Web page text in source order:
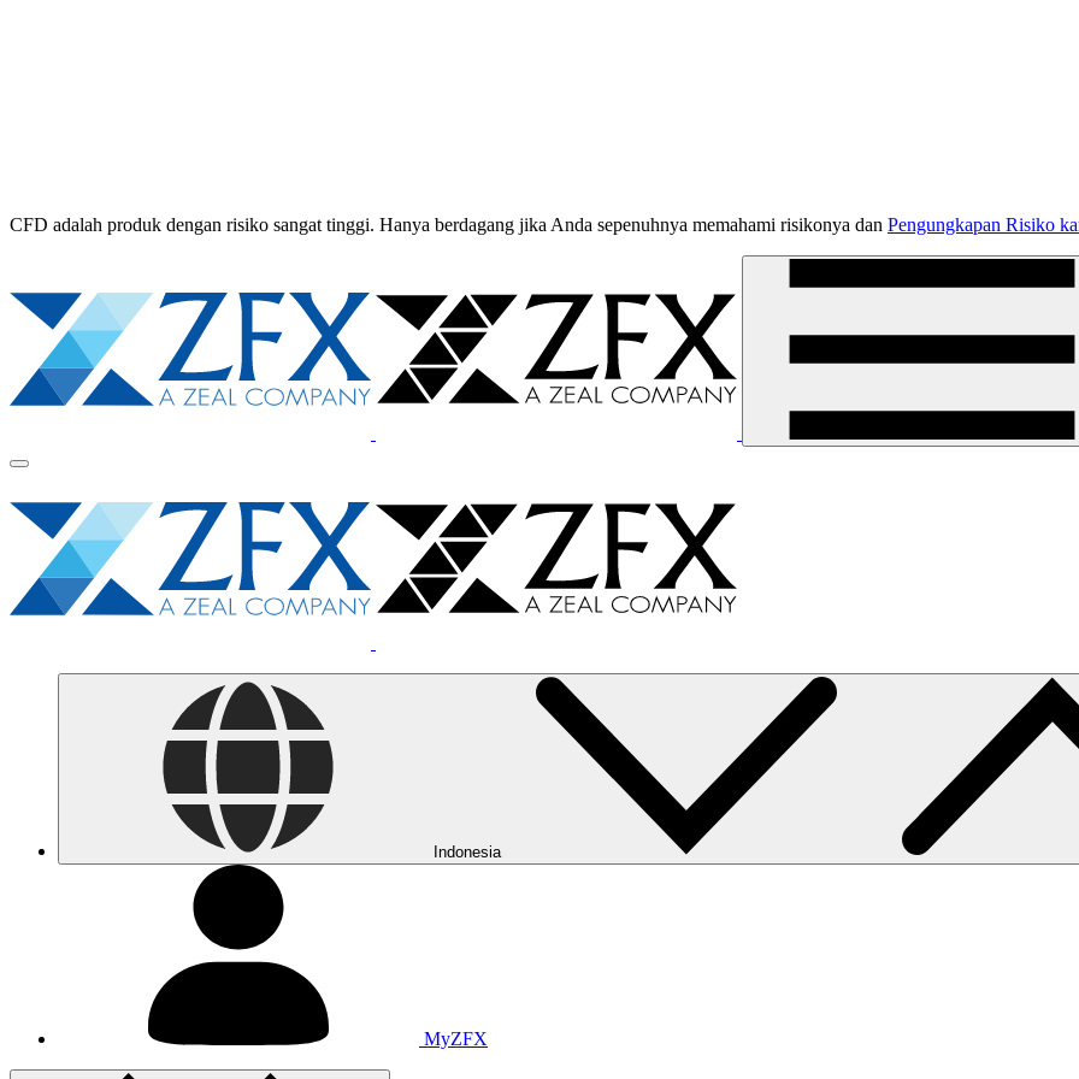
CFD adalah produk dengan risiko sangat tinggi. Hanya berdagang jika Anda sepenuhnya memahami risikonya dan Pengungkapan Risiko
Indonesia
MyZFX